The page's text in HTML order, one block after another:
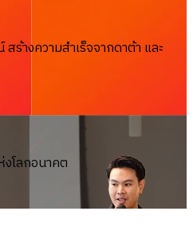
ร้างความสำเร็จจากดาต้า และ
โลกอนาคต